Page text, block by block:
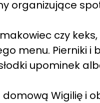
organizujące
czy
menu. Pierniki
upominek
Wigilię i